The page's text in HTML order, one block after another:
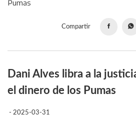
Compartir
Dani Alves libra a la
el dinero de los Pumas
- 2025-03-31